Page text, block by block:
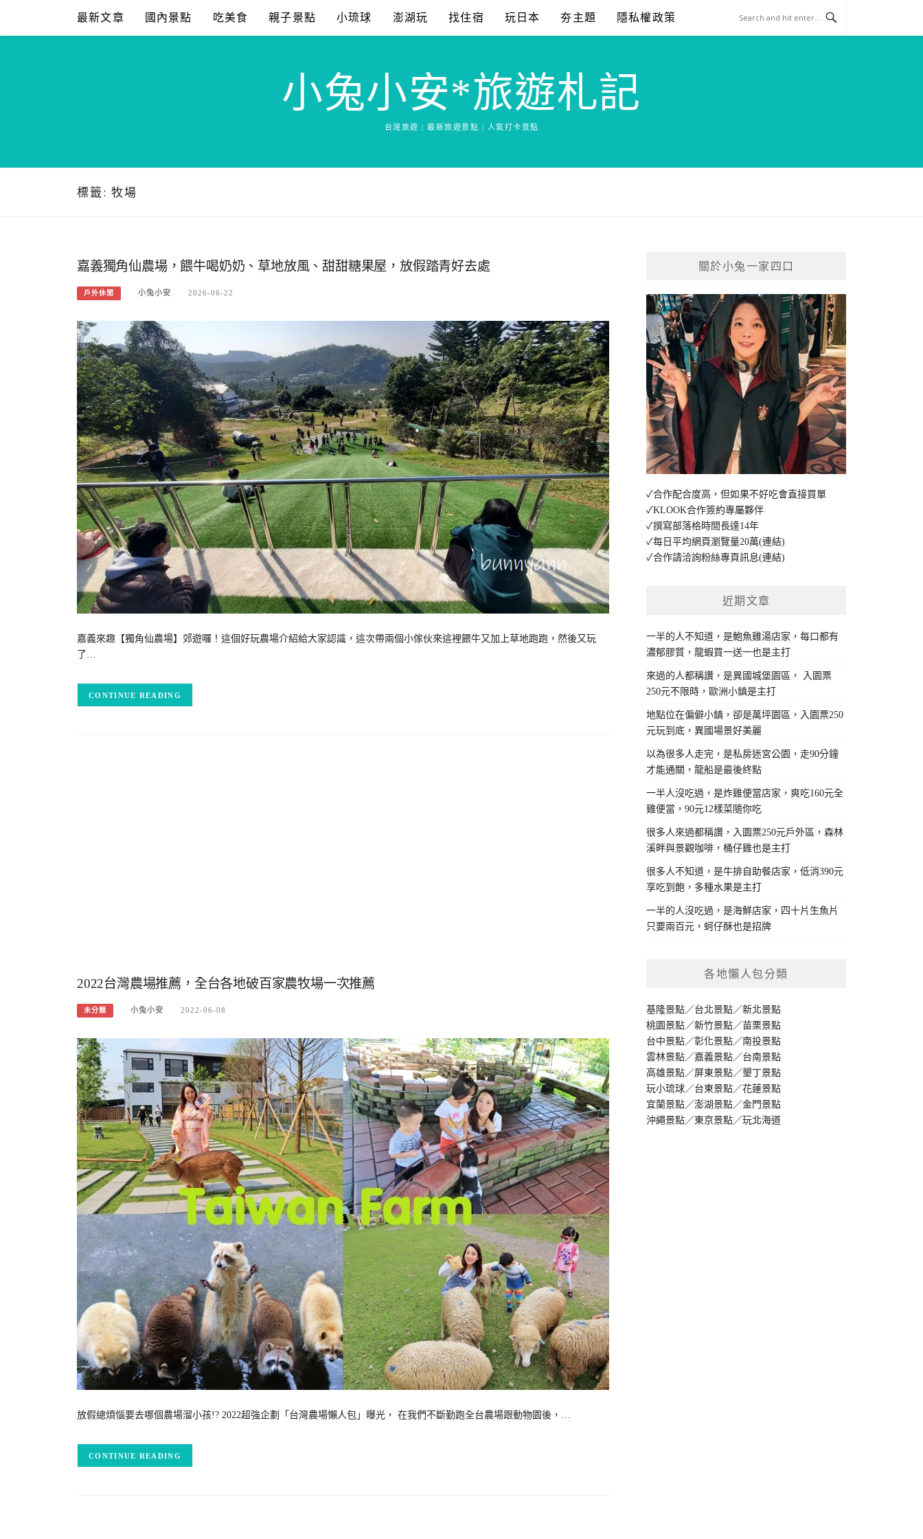
content
最新文章 國內景點 吃美食 親子景點 小琉球 澎湖玩 找住宿 玩日本 夯主題 隱私權政策
小兔小安*旅遊札記
台灣旅遊 | 最新旅遊景點 | 人氣打卡景點
標籤: 牧場
嘉義獨角仙農場，餵牛喝奶奶、草地放風、甜甜糖果屋，放假踏青好去處
戶外休閒 小兔小安 2026-06-22
嘉義來趣【獨角仙農場】郊遊囉！這個好玩農場介紹給大家認識，這次帶兩個小傢伙來這裡餵牛又加上草地跑跑，然後又玩
了…
CONTINUE READING
2022台灣農場推薦，全台各地破百家農牧場一次推薦
未分類 小兔小安 2022-06-08
放假總煩惱要去哪個農場溜小孩!? 2022超強企劃「台灣農場懶人包」曝光， 在我們不斷勤跑全台農場跟動物園後，…
CONTINUE READING
關於小兔一家四口
✓合作配合度高，但如果不好吃會直接買單
✓KLOOK合作簽約專屬夥伴
✓撰寫部落格時間長達14年
✓每日平均網頁瀏覽量20萬(連結)
✓合作請洽詢粉絲專頁訊息(連結)
近期文章
一半的人不知道，是鮑魚雞湯店家，每口都有
濃郁膠質，龍蝦買一送一也是主打
來過的人都稱讚，是異國城堡園區， 入園票
250元不限時，歐洲小鎮是主打
地點位在偏僻小鎮，卻是萬坪園區，入園票250
元玩到底，異國場景好美麗
以為很多人走完，是私房迷宮公園，走90分鐘
才能通關，龍船是最後終點
一半人沒吃過，是炸雞便當店家，爽吃160元全
雞便當，90元12樣菜隨你吃
很多人來過都稱讚，入園票250元戶外區，森林
溪畔與景觀咖啡，桶仔雞也是主打
很多人不知道，是牛排自助餐店家，低消390元
享吃到飽，多種水果是主打
一半的人沒吃過，是海鮮店家，四十片生魚片
只要兩百元，蚵仔酥也是招牌
各地懶人包分類
基隆景點／台北景點／新北景點
桃園景點／新竹景點／苗栗景點
台中景點／彰化景點／南投景點
雲林景點／嘉義景點／台南景點
高雄景點／屏東景點／墾丁景點
玩小琉球／台東景點／花蓮景點
宜蘭景點／澎湖景點／金門景點
沖繩景點／東京景點／玩北海道